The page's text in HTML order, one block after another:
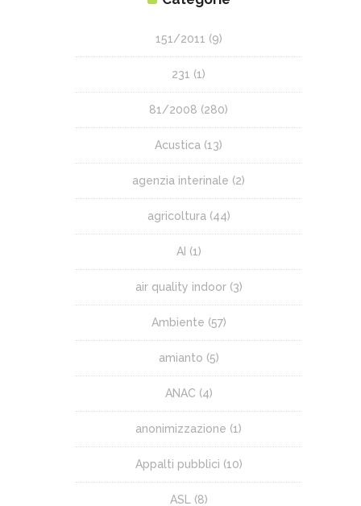
151/2011 (9)
231 (1)
81/2008 (280)
Acustica (13)
agenzia interinale (2)
agricoltura (44)
AI (1)
air quality indoor(3)
Ambiente (57)
amianto (5)
ANAC (4)
anonimizzazione (1)
Appalti pubblici (10)
ASL (8)